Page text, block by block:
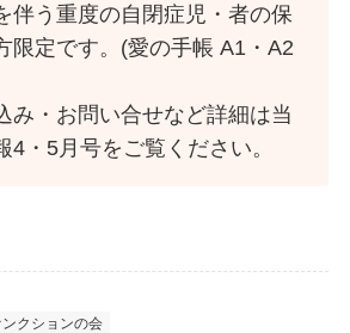
伴う重度の自閉症児・者の保
限定です。(愛の手帳 A1・A2
み・お問い合せなど詳細は当
4・5月号をご覧ください。
ンクションの会